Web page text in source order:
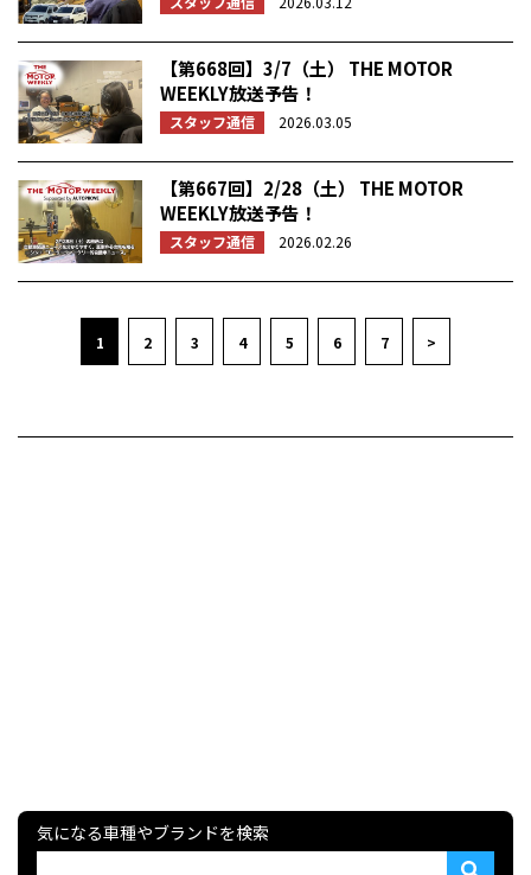
【第668回】3/7（土） THE MOTOR
WEEKLY放送予告！
スタッフ通信 2026.03.05
【第667回】2/28（土） THE MOTOR
WEEKLY放送予告！
スタッフ通信 2026.02.26
1 2 3 4 5 6 7 >
気になる車種やブランドを検索